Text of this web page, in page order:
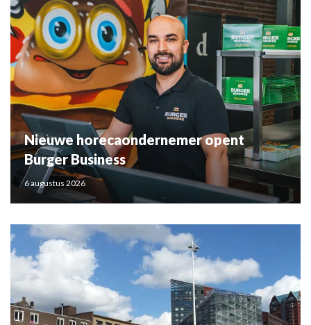
Nieuwe horecaondernemer opent
Burger Business
6 augustus 2026